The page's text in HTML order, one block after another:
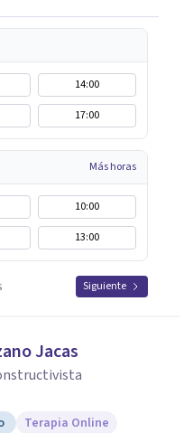
14:00
17:00
Más horas
10:00
13:00
Siguiente
Jacas
Terapia Online